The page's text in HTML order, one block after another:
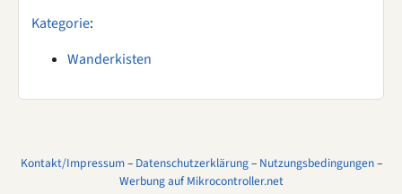
Kategorie:
Wanderkisten
Kontakt/Impressum– Datenschutzerklärung– Nutzungsbedingungen–
Werbung auf Mikrocontroller.net